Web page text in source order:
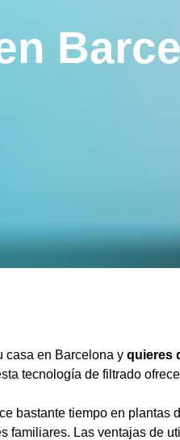
casa en Barcelona y quieres
tecnología de filtrado
bastante tiempo en
Las ventajas de